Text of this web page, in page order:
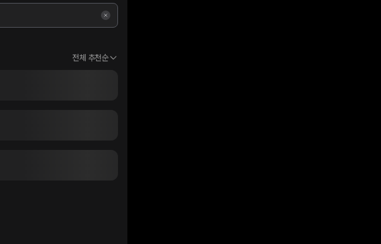
전체 추천순